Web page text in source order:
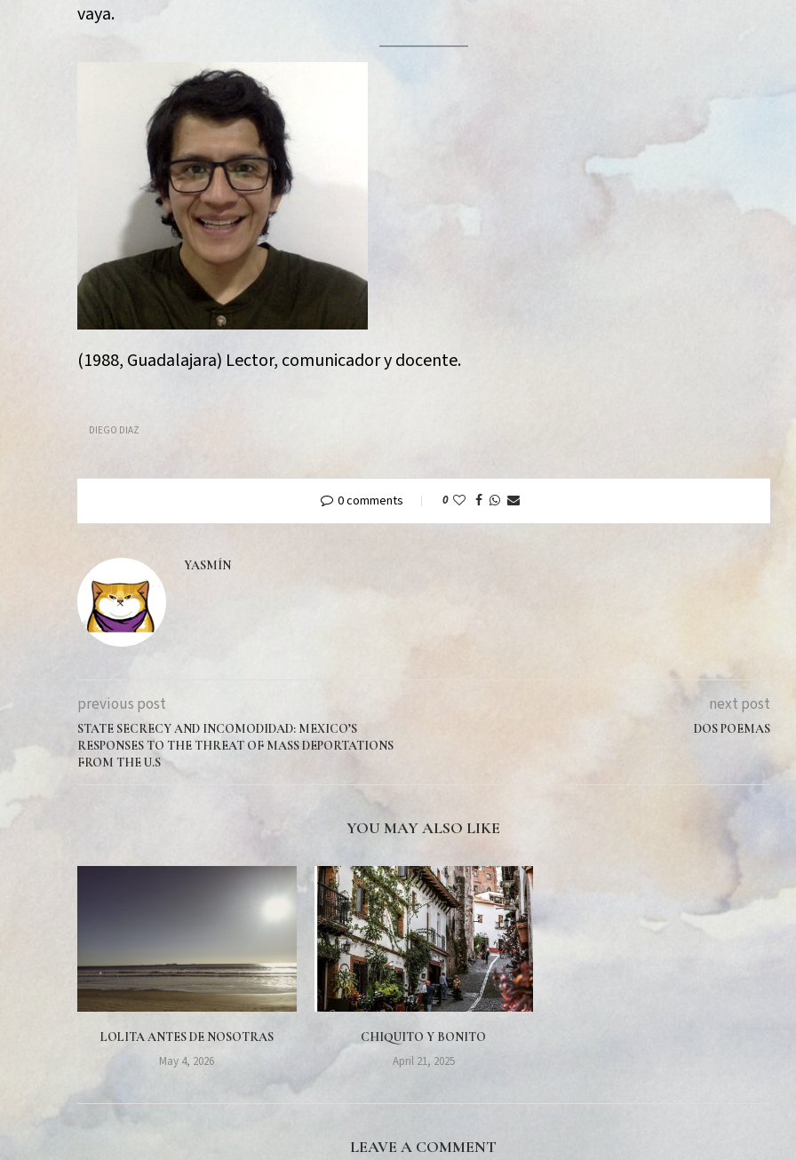
vaya.
(1988, Guadalajara) Lector, comunicador y docente.
DIEGO DIAZ
0 comments 0
YASMÍN
previous post
STATE SECRECY AND INCOMODIDAD: MEXICO’S
RESPONSES TO THE THREAT OF MASS DEPORTATIONS
FROM THE U.S
next post
DOS POEMAS
YOU MAY ALSO LIKE
LOLITA ANTES DE NOSOTRAS
May 4, 2026
CHIQUITO Y BONITO
April 21, 2025
LEAVE A COMMENT